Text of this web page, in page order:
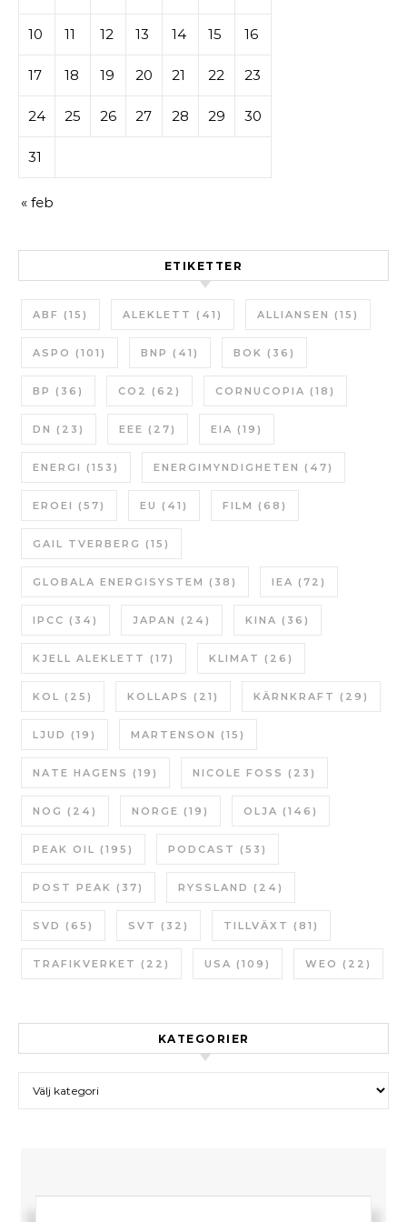
10 11 12 13 14 15 16
17 18 19 20 21 22 23
24 25 26 27 28 29 30
31
« feb
ETIKETTER
ABF (15) ALEKLETT (41) ALLIANSEN (15)
ASPO (101) BNP (41) BOK (36)
BP (36) CO2 (62) CORNUCOPIA (18)
DN (23) EEE (27) EIA (19)
ENERGI (153) ENERGIMYNDIGHETEN (47)
EROEI (57) EU (41) FILM (68)
GAIL TVERBERG (15)
GLOBALA ENERGISYSTEM (38) IEA (72)
IPCC (34) JAPAN (24) KINA (36)
KJELL ALEKLETT (17) KLIMAT (26)
KOL (25) KOLLAPS (21) KÄRNKRAFT (29)
LJUD (19) MARTENSON (15)
NATE HAGENS (19) NICOLE FOSS (23)
NOG (24) NORGE (19) OLJA (146)
PEAK OIL (195) PODCAST (53)
POST PEAK (37) RYSSLAND (24)
SVD (65) SVT (32) TILLVÄXT (81)
TRAFIKVERKET (22) USA (109) WEO (22)
KATEGORIER